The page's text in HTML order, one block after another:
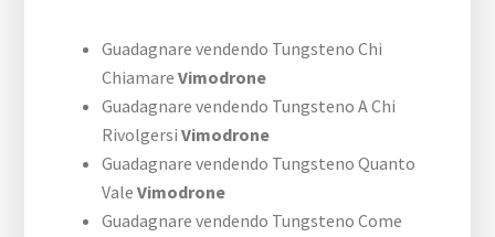
Guadagnare vendendo Tungsteno Chi
ChiamareVimodrone
Guadagnare vendendo Tungsteno A Chi
RivolgersiVimodrone
Guadagnare vendendo Tungsteno Quanto
ValeVimodrone
Guadagnare vendendo Tungsteno Come